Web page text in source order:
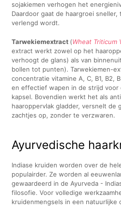
sojakiemen verhogen het
Daardoor gaat de haargroei
verlengd wordt.
Tarwekiemextract (Wheat Triticum
extract werkt zowel op het
verhoogt de glans) als van
bollen tot punten). Tarwekiemen-
concentratie vitamine A, C, B1, B2,
en effectief wapen in de strijd voor
kapsel. Bovendien werkt het als
haaroppervlak gladder, versnelt de
zachtjes op, zonder te verzwaren.
Ayurvedische
Indiase kruiden worden over de
populairder. Ze worden al
gewaardeerd in de Ayurveda -
filosofie. Voor volledige
kruidenmengsels in een natuurlijke